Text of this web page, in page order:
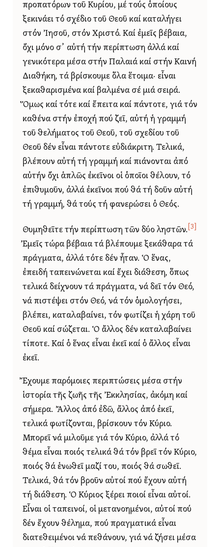
προπατόρων τοῦ Κυρίου, μέ τούς ὁποίους
ξεκινάει τό σχέδιο τοῦ Θεοῦ καί καταλήγει
στόν Ἰησοῦ, στόν Χριστό. Καί ἐμεῖς βέβαια,
ὄχι μόνο σ᾿ αὐτή τήν περίπτωση ἀλλά καί
γενικότερα μέσα στήν Παλαιά καί στήν Καινή
Διαθήκη, τά βρίσκουμε ὅλα ἕτοιμα· εἶναι
ξεκαθαρισμένα καί βαλμένα σέ μιά σειρά.
Ὅμως καί τότε καί ἔπειτα καί πάντοτε, γιά τόν
καθένα στήν ἐποχή πού ζεῖ, αὐτή ἡ γραμμή
τοῦ θελήματος τοῦ Θεοῦ, τοῦ σχεδίου τοῦ
Θεοῦ δέν εἶναι πάντοτε εὐδιάκριτη. Τελικά,
βλέπουν αὐτή τή γραμμή καί πιάνονται ἀπό
αὐτήν ὄχι ἁπλῶς ἐκεῖνοι οἱ ὁποῖοι θέλουν, τό
ἐπιθυμοῦν, ἀλλά ἐκεῖνοι πού θά τή δοῦν αὐτή
τή γραμμή, θά τούς τή φανερώσει ὁ Θεός.
Θυμηθεῖτε τήν περίπτωση τῶν δύο ληστῶν. [3]
Ἐμεῖς τώρα βέβαια τά βλέπουμε ξεκάθαρα τά
πράγματα, ἀλλά τότε δέν ἦταν. Ὁ ἕνας,
ἐπειδή ταπεινώνεται καί ἔχει διάθεση, ὅπως
τελικά δείχνουν τά πράγματα, νά δεῖ τόν Θεό,
νά πιστέψει στόν Θεό, νά τόν ὁμολογήσει,
βλέπει, καταλαβαίνει, τόν φωτίζει ἡ χάρη τοῦ
Θεοῦ καί σώζεται. Ὁ ἄλλος δέν καταλαβαίνει
τίποτε. Καί ὁ ἕνας εἶναι ἐκεῖ καί ὁ ἄλλος εἶναι
ἐκεῖ.
Ἔχουμε παρόμοιες περιπτώσεις μέσα στήν
ἱστορία τῆς ζωῆς τῆς Ἐκκλησίας, ἀκόμη καί
σήμερα. Ἄλλος ἀπό ἐδῶ, ἄλλος ἀπό ἐκεῖ,
τελικά φωτίζονται, βρίσκουν τόν Κύριο.
Μπορεῖ νά μιλοῦμε γιά τόν Κύριο, ἀλλά τό
θέμα εἶναι ποιός τελικά θά τόν βρεῖ τόν Κύριο,
ποιός θά ἑνωθεῖ μαζί του, ποιός θά σωθεῖ.
Τελικά, θά τόν βροῦν αὐτοί πού ἔχουν αὐτή
τή διάθεση. Ὁ Κύριος ξέρει ποιοί εἶναι αὐτοί.
Εἶναι οἱ ταπεινοί, οἱ μετανοημένοι, αὐτοί πού
δέν ἔχουν θέλημα, πού πραγματικά εἶναι
διατεθειμένοι νά πεθάνουν, γιά νά ζήσει μέσα